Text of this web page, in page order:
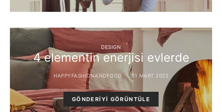
DESIGN
4 elementin enerjisi evlerde
HAPPYFASHIONANDFOOD 31 MART 2022
GÖNDERIYI GÖRÜNTÜLE